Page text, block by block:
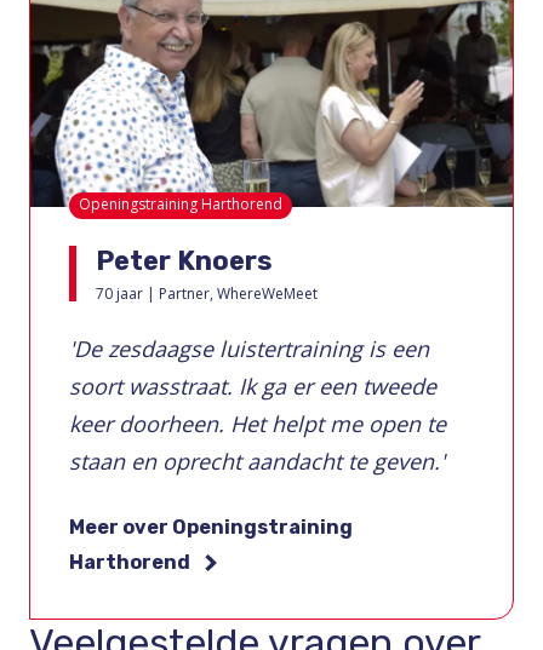
Openingstraining Harthorend
Peter Knoers
70 jaar | Partner, WhereWeMeet
'De zesdaagse luistertraining is een
soort wasstraat. Ik ga er een tweede
keer doorheen. Het helpt me open te
staan en oprecht aandacht te geven.'
Meer over Openingstraining
Harthorend